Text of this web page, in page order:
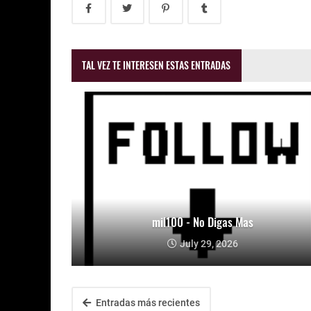
TAL VEZ TE INTERESEN ESTAS ENTRADAS
mil100 - No Digas Mas
July 29, 2026
Entradas más recientes